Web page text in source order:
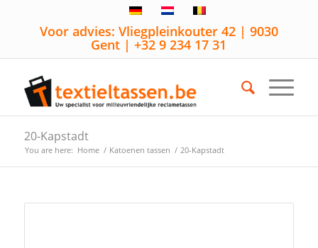
Voor advies: Vliegpleinkouter 42 | 9030
Gent | +32 9 234 17 31
20-Kapstadt
You are here: Home / Katoenen tassen / 20-Kapstadt